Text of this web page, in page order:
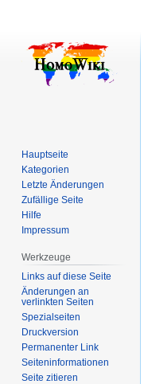
Hauptseite
Kategorien
Letzte Änderungen
Zufällige Seite
Hilfe
Impressum
Werkzeuge
Links auf diese Seite
Änderungen an
verlinkten Seiten
Spezialseiten
Druckversion
Permanenter Link
Seiten­­informationen
Seite zitieren